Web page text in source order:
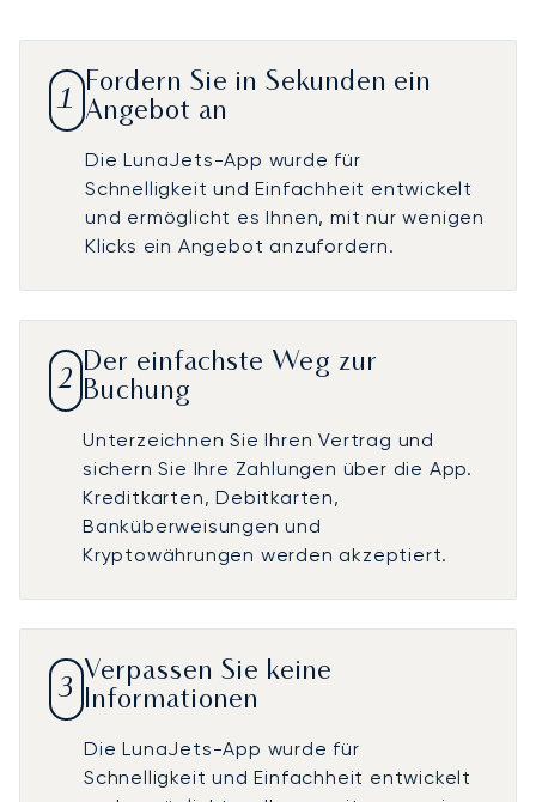
1
Fordern Sie in Sekunden ein
Angebot an
Die LunaJets-App wurde für
Schnelligkeit und Einfachheit entwickelt
und ermöglicht es Ihnen, mit nur wenigen
Klicks ein Angebot anzufordern.
2
Der einfachste Weg zur
Buchung
Unterzeichnen Sie Ihren Vertrag und
sichern Sie Ihre Zahlungen über die App.
Kreditkarten, Debitkarten,
Banküberweisungen und
Kryptowährungen werden akzeptiert.
3
Verpassen Sie keine
Informationen
Die LunaJets-App wurde für
Schnelligkeit und Einfachheit entwickelt